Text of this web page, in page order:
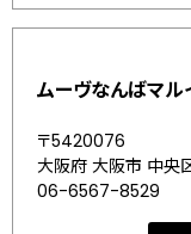
ムーヴなんばマル
〒5420076
大阪府 大阪市 中
06-6567-8529